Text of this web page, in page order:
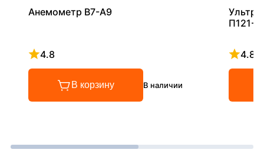
Анемометр В7-А9
4.8
Рейтинг 4.8 из 5
В корзину В наличии
П121-
4.8